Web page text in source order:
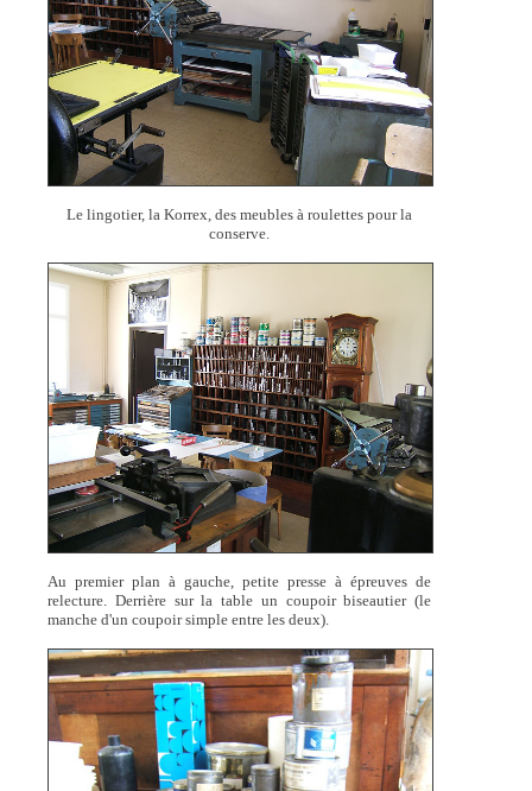
Le lingotier, la Korrex, des meubles à roulettes pour la
conserve.
Au premier plan à gauche, petite presse à épreuves de
relecture. Derrière sur la table un coupoir biseautier (le
manche d'un coupoir simple entre les deux).